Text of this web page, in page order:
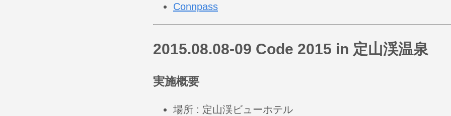
Connpass
2015.08.08-09 Code 2015 in 定山渓温泉
実施概要
場所 : 定山渓ビューホテル